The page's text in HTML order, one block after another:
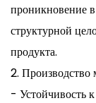
проникновение
структурной
продукта.
2. Производство
- Устойчивость